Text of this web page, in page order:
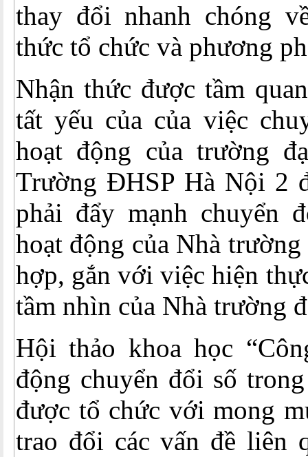
thay đổi nhanh chóng
thức tổ chức và phương
Nhận thức được tầm
tất yếu của của việc
hoạt động của trường
Trường ĐHSP Hà Nội 2
phải đẩy mạnh chuyển
hoạt động của Nhà
hợp, gắn với việc hiện
tầm nhìn của Nhà trường
Hội thảo khoa học
động chuyển đổi số
được tổ chức với mong
trao đổi các vấn đề liên